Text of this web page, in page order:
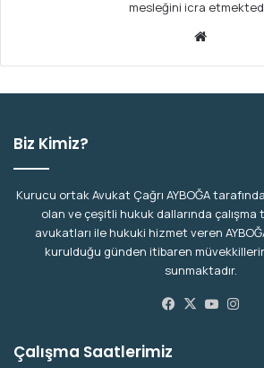
mesleğini icra
Biz Kimiz?
Kurucu ortak Avukat Çağrı AYBOĞA
olan ve çeşitli hukuk dallarında
avukatları ile hukuki hizmet veren
kurulduğu günden itibaren
sunmaktadır.
Facebook
X
Çalışma Saatlerimiz